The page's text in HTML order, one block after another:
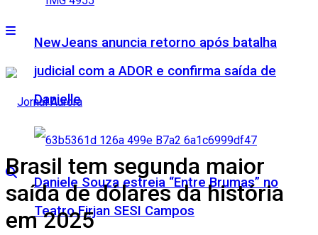
NewJeans anuncia retorno após batalha
judicial com a ADOR e confirma saída de
Danielle
Daniele Souza estreia “Entre Brumas” no
Teatro Firjan SESI Campos
Brasil tem segunda maior
saída de dólares da história
em 2025